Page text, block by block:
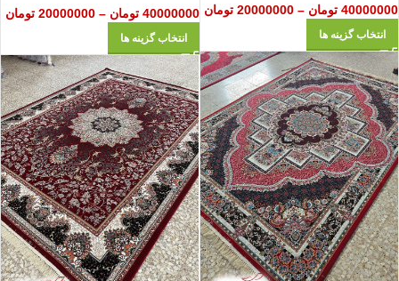
40000000 تومان –
20000000 تومان
انتخاب گزینه ها
40000000 تومان –
20000000 تومان
انتخاب گزینه ها